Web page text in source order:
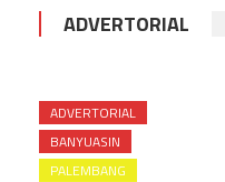
ADVERTORIAL
ADVERTORIAL
BANYUASIN
PALEMBANG